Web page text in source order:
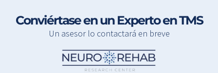
Conviértase en un Experto en TMS
Un asesor lo contactará en breve